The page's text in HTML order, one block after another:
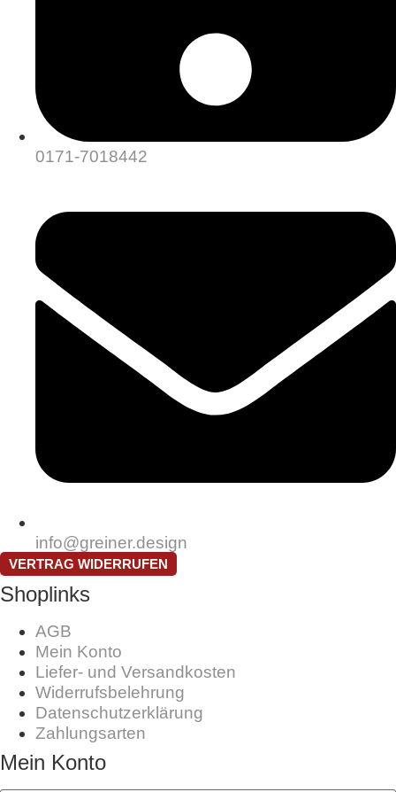
0171-7018442
info@greiner.design
VERTRAG WIDERRUFEN
Shoplinks
AGB
Mein Konto
Liefer- und Versandkosten
Widerrufsbelehrung
Datenschutzerklärung
Zahlungsarten
Mein Konto